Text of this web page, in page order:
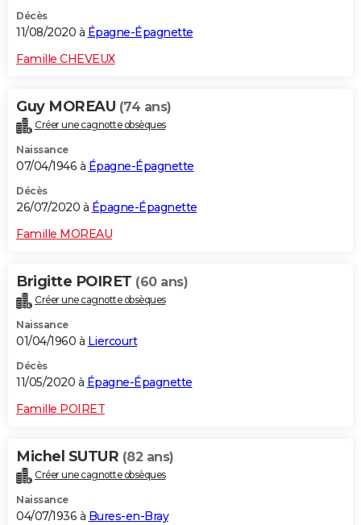
Décès
11/08/2020 à Épagne-Épagnette
Famille CHEVEUX
Guy MOREAU (74 ans)
Créer une cagnotte obsèques
Naissance
07/04/1946 à Épagne-Épagnette
Décès
26/07/2020 à Épagne-Épagnette
Famille MOREAU
Brigitte POIRET (60 ans)
Créer une cagnotte obsèques
Naissance
01/04/1960 à Liercourt
Décès
11/05/2020 à Épagne-Épagnette
Famille POIRET
Michel SUTUR (82 ans)
Créer une cagnotte obsèques
Naissance
04/07/1936 à Bures-en-Bray